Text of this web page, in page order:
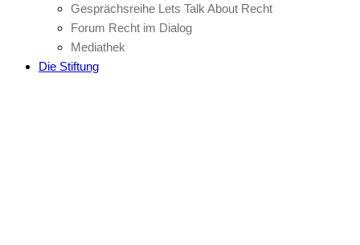
Gesprächsreihe Lets Talk About Recht
Forum Recht im Dialog
Mediathek
Die Stiftung